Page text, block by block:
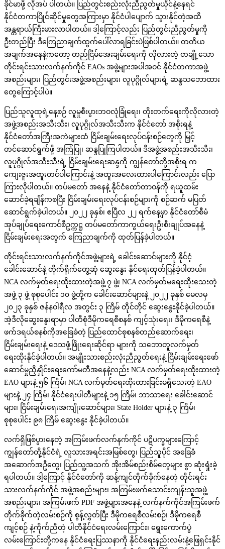
ခိုင်မာဖို့ လိုအပ် ပါတယ်။ ပြည်တွင်းစည်းလုံးညီညွတ်မှုယိုင်နဲ့နေရင်
နိုင်ငံတကာပြိုင်ဆိုင်မှုတွေအကြားမှာ နိုင်ငံပါပျောက် သွားနိုင်တဲ့အထိ
အန္တရာယ်ကြီးမားလာပါတယ်။ ဒါ့ကြောင့်လည်း ပြည်တွင်းညီညွတ်မှုကို
ဦးတည်ပြီး ဒီကြေညာချက်ထွက်ပေါ်လာရခြင်းပဲဖြစ်ပါတယ်။ တတိယ
အချက်အနေနဲ့ကတော့ တည်ငြိမ်အေးချမ်းရေးကို လိုလားတဲ့ တချို့သော
တိုင်းရင်းသားလက်နက်ကိုင် EAOs အဖွဲ့များအပါအဝင် နိုင်ငံတကာအဖွဲ့
အစည်းများ၊ ပြည်တွင်းအဖွဲ့အစည်းများ၊ လူပုဂ္ဂိုလ်များရဲ့ ဆန္ဒသဘောထား
တွေကြောင့်ပါပဲ။
ပြည်သူလူထုရဲ့နေ့စဉ် လူမှုစီးပွားဘဝလုံခြုံရေး၊ တိုးတက်ရေးကိုလိုလားတဲ့
အဖွဲ့အစည်းအသီးသီး၊ လူပုဂ္ဂိုလ်အသီးသီးက နိုင်ငံတော် အစိုးရနဲ့
နိုင်ငံတော်အကြီးအကဲများထံ ငြိမ်းချမ်းရေးလုပ်ငန်းစဉ်တွေကို မြှင့်
တင်ဆောင်ရွက်ဖို့ အကြံပြု၊ ဆန္ဒပြုကြပါတယ်။ ဒီအဖွဲ့အစည်းအသီးသီး၊
လူပုဂ္ဂိုလ်အသီးသီးရဲ့ ငြိမ်းချမ်းရေးဆန္ဒကို ကျွန်တော်တို့အစိုးရ က
ကျေးဇူးအထူးတင်ပါကြောင်းနဲ့ အထူးအလေးထားပါကြောင်းလည်း ပြော
ကြားလိုပါတယ်။ တပ်မတော် အနေနဲ့ နိုင်ငံတော်တာဝန်ကို ရယူထမ်း
ဆောင်ခဲ့ရချိန်ကစပြီး ငြိမ်းချမ်းရေးလုပ်ငန်းစဉ်များကို စဉ်ဆက် မပြတ်
ဆောင်ရွက်ခဲ့ပါတယ်။ ၂၀၂၂ ခုနှစ်၊ ဧပြီလ ၂၂ ရက်နေ့မှာ နိုင်ငံတော်စီမံ
အုပ်ချုပ်ရေးကောင်စီဥက္ကဋ္ဌ တပ်မတော်ကာကွယ်ရေးဦးစီးချုပ်အနေနဲ့
ငြိမ်းချမ်းရေးအတွက် ကြေညာချက်ကို ထုတ်ပြန်ခဲ့ပါတယ်။
တိုင်းရင်းသားလက်နက်ကိုင်အဖွဲ့များရဲ့ ခေါင်းဆောင်များကို နိုင်ငံ့
ခေါင်းဆောင်နဲ့ တိုက်ရိုက်တွေ့ဆုံ ဆွေးနွေး နိုင်ရေးထုတ်ပြန်ခဲ့ပါတယ်။
NCA လက်မှတ်ရေးထိုးထားတဲ့အဖွဲ့ ၇ ဖွဲ့၊ NCA လက်မှတ်မရေးထိုးသေးတဲ့
အဖွဲ့ ၃ ဖွဲ့ စုစုပေါင်း ၁၀ ဖွဲ့တို့က ခေါင်းဆောင်များနဲ့ ၂၀၂၂ ခုနှစ် မေလမှ
၂၀၂၃ ခုနှစ် ဇန်နဝါရီလ အတွင်း ၃ ကြိမ် တိုင်တိုင် ဆွေးနွေးနိုင်ခဲ့ပါတယ်။
အဲ့ဒီလိုဆွေးနွေးရာမှာ ပါတီစုံဒီမိုကရေစီစနစ် ကျင့်သုံးရေး၊ ဒီမိုကရေစီနဲ့
ဖက်ဒရယ်စနစ်ကိုအခြေခံတဲ့ ပြည်ထောင်စုစနစ်တည်ဆောက်ရေး၊
ငြိမ်းချမ်းရေးနဲ့ ဒေသဖွံ့ဖြိုးရေးဆိုင်ရာ များကို သဘောတူလက်မှတ်
ရေးထိုးနိုင်ခဲ့ပါတယ်။ အမျိုးသားစည်းလုံးညီညွတ်ရေးနဲ့ ငြိမ်းချမ်းရေးဖော်
ဆောင်မှုညှိနှိုင်းရေးကော်မတီအနေနဲ့လည်း NCA လက်မှတ်ရေးထိုးထားတဲ့
EAO များနဲ့ ၅၆ ကြိမ်၊ NCA လက်မှတ်ရေးထိုးထားခြင်းမရှိသေးတဲ့ EAO
များနဲ့ ၂၄ ကြိမ်၊ နိုင်ငံရေးပါတီများနဲ့ ၁၅ ကြိမ်၊ ဘာသာရေး ခေါင်းဆောင်
များ၊ ငြိမ်းချမ်းရေးအကျိုးဆောင်များ၊ State Holder များနဲ့ ၃ ကြိမ်၊
စုစုပေါင်း ၉၈ ကြိမ် ဆွေးနွေး နိုင်ခဲ့ပါတယ်။
လက်ရှိဖြစ်ပွားနေတဲ့ အကြမ်းဖက်လက်နက်ကိုင် ပဋိပက္ခများကြောင့်
ကျွန်တော်တို့နိုင်ငံရဲ့ လူသားအရင်းအမြစ်တွေ၊ ပြည်သူပိုင် အခြေခံ
အဆောက်အဦတွေ၊ ပြည်သူ့အသက် အိုးအိမ်စည်းစိမ်တွေများ စွာ ဆုံးရှုံးခဲ့
ရပါတယ်။ ဒါ့ကြောင့် နိုင်ငံတော်ကို ဆန့်ကျင်တိုက်ခိုက်နေတဲ့ တိုင်းရင်း
သားလက်နက်ကိုင် အဖွဲ့အစည်းများ၊ အကြမ်းဖက်သောင်းကျန်းသူအဖွဲ့
အစည်းများ၊ အကြမ်းဖက် PDF အဖွဲ့များအနေနဲ့ လက်နက်ကိုင်အကြမ်းဖက်
တိုက်ခိုက်တဲ့လမ်းစဉ်ကို စွန့်လွှတ်ပြီး ဒီမိုကရေစီလမ်းစဉ်၊ ဒီမိုကရေစီ
ကျင့်စဉ် နဲ့ကိုက်ညီတဲ့ ပါတီနိုင်ငံရေးလမ်းကြောင်း၊ ရွေးကောက်ပွဲ
လမ်းကြောင်းတို့ကနေ နိုင်ငံရေးပြဿနာကို နိုင်ငံရေးနည်းလမ်းနဲ့ဖြေရှင်းနိုင်